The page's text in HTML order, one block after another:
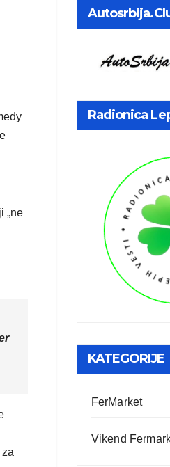
„ne
Radionica
KATEGORIJE
FerMarket
Vikend